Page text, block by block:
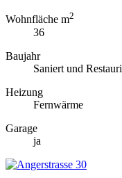
Wohnfläche m2
36
Baujahr
Saniert und Restauri
Heizung
Fernwärme
Garage
ja